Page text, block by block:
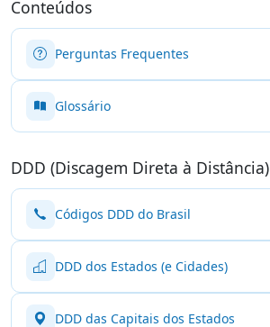
Conteúdos
Perguntas Frequentes
Glossário
DDD (Discagem Direta à Distância)
Códigos DDD do Brasil
DDD dos Estados (e Cidades)
DDD das Capitais dos Estados